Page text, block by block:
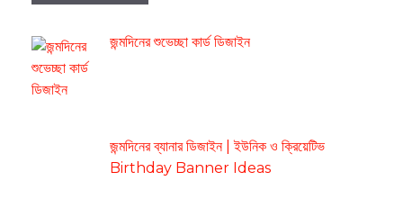
জন্মদিনের শুভেচ্ছা কার্ড ডিজাইন
জন্মদিনের ব্যানার ডিজাইন | ইউনিক ও ক্রিয়েটিভ
Birthday Banner Ideas